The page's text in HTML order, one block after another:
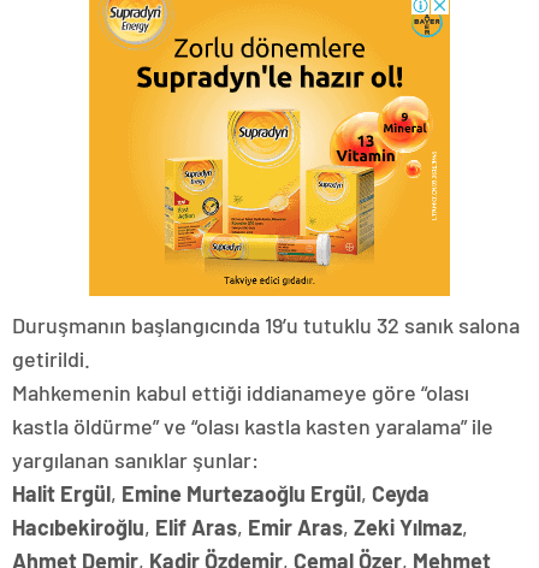
Duruşmanın başlangıcında 19’u tutuklu 32 sanık salona
getirildi.
Mahkemenin kabul ettiği iddianameye göre “olası
kastla öldürme” ve “olası kastla kasten yaralama” ile
yargılanan sanıklar şunlar:
Halit Ergül, Emine Murtezaoğlu Ergül, Ceyda
Hacıbekiroğlu, Elif Aras, Emir Aras, Zeki Yılmaz,
Ahmet Demir, Kadir Özdemir, Cemal Özer, Mehmet